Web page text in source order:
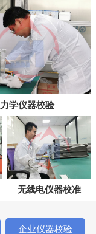
力学仪器校验
无线电仪器校准
企业仪器校验